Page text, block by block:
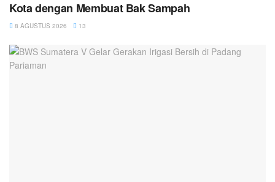
Kota dengan Membuat Bak Sampah
8 AGUSTUS 2026 13